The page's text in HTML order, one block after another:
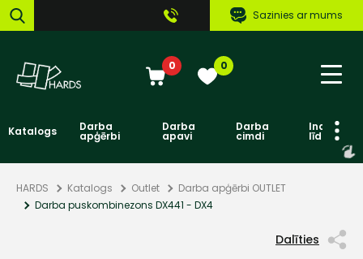
Sazinies ar mums
0 0
Katalogs Darba
apģērbi
Darba
apavi
Darba
cimdi līdzekļi
HARDS Katalogs Outlet
Darba apģērbi OUTLET
Darba puskombinezons DX441 - DX4
Dalīties